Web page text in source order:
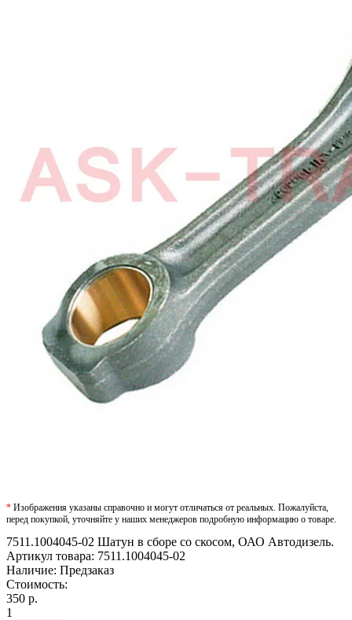
* Изображения указаны справочно и могут отличаться от реальных. Пожалуйста,
перед покупкой, уточняйте у наших менеджеров подробную информацию о товаре.
7511.1004045-02 Шатун в сборе со скосом, ОАО Автодизель.
Артикул товара: 7511.1004045-02
Наличие: Предзаказ
Стоимость:
350 р.
1